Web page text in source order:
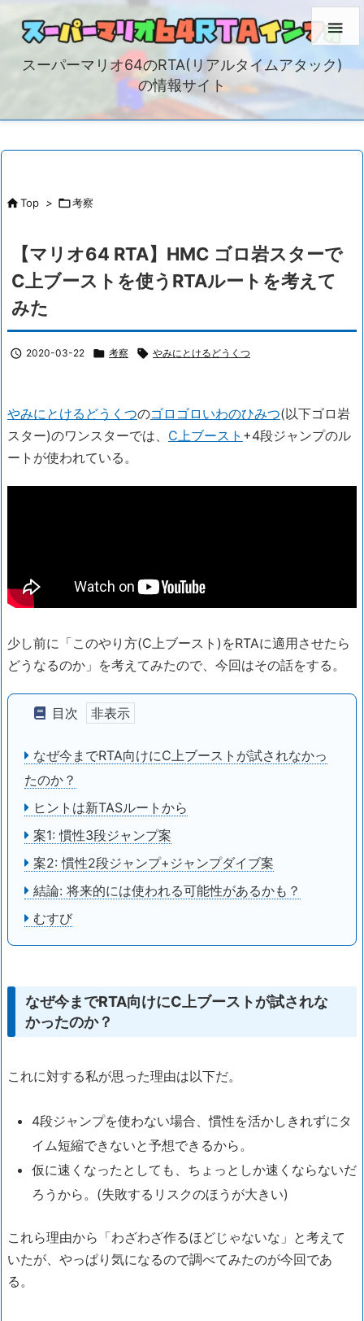
スーパーマリオ64のRTA(リアルタイムアタック)
の情報サイト

Top > 考察
【マリオ64 RTA】HMC ゴロ岩スターで
C上ブーストを使うRTAルートを考えて
みた
 2020-03-22  考察  やみにとけるどうくつ
やみにとけるどうくつのゴロゴロいわのひみつ(以下ゴロ岩
スター)のワンスターでは、 C上ブースト +4段ジャンプのル
ートが使われている。
少し前に「このやり方(C上ブースト)をRTAに適用させたら
どうなるのか」を考えてみたので、今回はその話をする。
目次
なぜ今までRTA向けにC上ブーストが試されなかっ
たのか？
ヒントは新TASルートから
案1: 慣性3段ジャンプ案
案2: 慣性2段ジャンプ+ジャンプダイブ案
結論: 将来的には使われる可能性があるかも？
むすび
なぜ今までRTA向けにC上ブーストが試されな
かったのか？
これに対する私が思った理由は以下だ。
4段ジャンプを使わない場合、慣性を活かしきれずにタ
イム短縮できないと予想できるから。
仮に速くなったとしても、ちょっとしか速くならないだ
ろうから。(失敗するリスクのほうが大きい)
これら理由から「わざわざ作るほどじゃないな」と考えて
いたが、やっぱり気になるので調べてみたのが今回であ
る。